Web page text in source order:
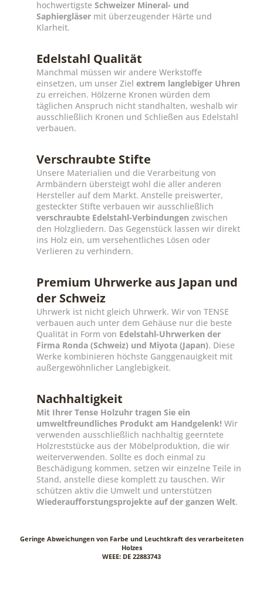
hochwertigste Schweizer Mineral- und
Saphiergläser mit überzeugender Härte und
Klarheit.
Edelstahl Qualität
Manchmal müssen wir andere Werkstoffe
einsetzen, um unser Ziel extrem langlebiger Uhren
zu erreichen. Hölzerne Kronen würden dem
täglichen Anspruch nicht standhalten, weshalb wir
ausschließlich Kronen und Schließen aus Edelstahl
verbauen.
Verschraubte Stifte
Unsere Materialien und die Verarbeitung von
Armbändern übersteigt wohl die aller anderen
Hersteller auf dem Markt. Anstelle preiswerter,
gesteckter Stifte verbauen wir ausschließlich
verschraubte Edelstahl-Verbindungen zwischen
den Holzgliedern. Das Gegenstück lassen wir direkt
ins Holz ein, um versehentliches Lösen oder
Verlieren zu verhindern.
Premium Uhrwerke aus Japan und
der Schweiz
Uhrwerk ist nicht gleich Uhrwerk. Wir von TENSE
verbauen auch unter dem Gehäuse nur die beste
Qualität in Form von Edelstahl-Uhrwerken der
Firma Ronda (Schweiz) und Miyota (Japan). Diese
Werke kombinieren höchste Ganggenauigkeit mit
außergewöhnlicher Langlebigkeit.
Nachhaltigkeit
Mit Ihrer Tense Holzuhr tragen Sie ein
umweltfreundliches Produkt am Handgelenk! Wir
verwenden ausschließlich nachhaltig geerntete
Holzreststücke aus der Möbelproduktion, die wir
weiterverwenden. Sollte es doch einmal zu
Beschädigung kommen, setzen wir einzelne Teile in
Stand, anstelle diese komplett zu tauschen. Wir
schützen aktiv die Umwelt und unterstützen
Wiederaufforstungsprojekte auf der ganzen Welt.
Geringe Abweichungen von Farbe und Leuchtkraft des verarbeiteten
Holzes
WEEE: DE 22883743